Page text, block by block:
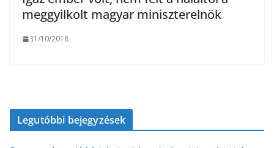
meggyilkolt magyar miniszterelnök
31/10/2018
Legutóbbi bejegyzések